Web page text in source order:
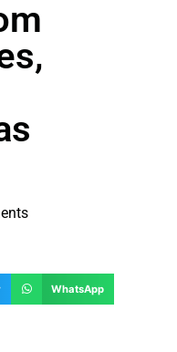
WhatsApp